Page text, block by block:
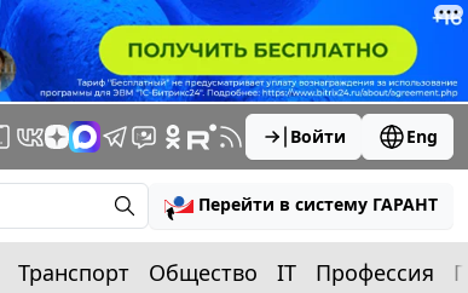
Войти Eng
Перейти в систему ГАРАНТ
Транспорт Общество IT Профессия